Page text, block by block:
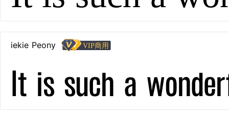
iekie Peony
It is such a